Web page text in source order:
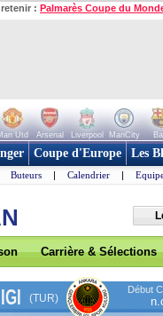
: Palmarès Coupe du
Utd Arsenal Liverpool ManCity
Coupe d'Europe Les
Buteurs | Calendrier |
Carrière & Sélections
(TUR)
Début